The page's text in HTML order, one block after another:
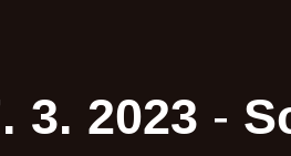
3. 2023 -